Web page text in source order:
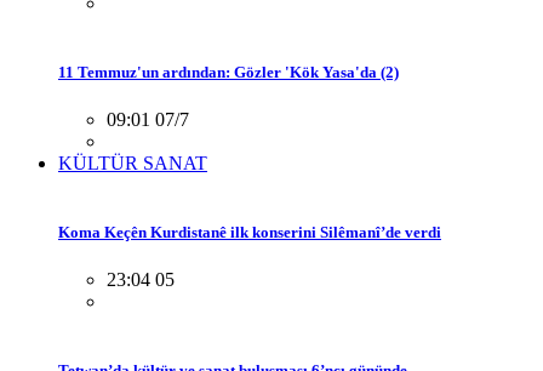
11 Temmuz'un ardından: Gözler 'Kök Yasa'da (2)
09:01 07/7
KÜLTÜR SANAT
Koma Keçên Kurdistanê ilk konserini Silêmanî’de verdi
23:04 05